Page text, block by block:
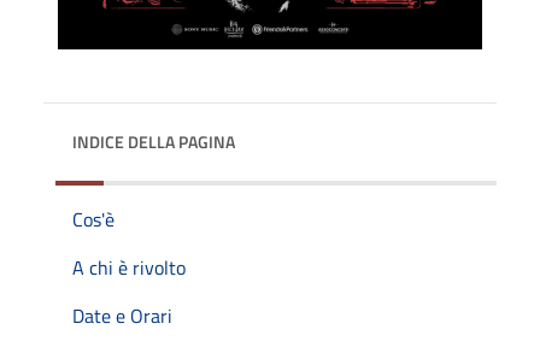
INDICE DELLA PAGINA
Cos'è
A chi è rivolto
Date e Orari